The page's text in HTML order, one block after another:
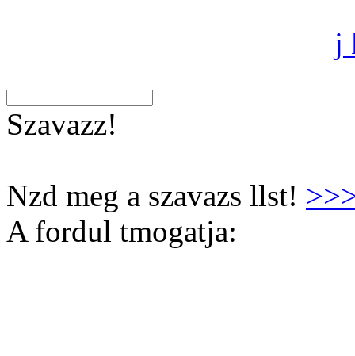
j
Szavazz!
Nzd meg a szavazs llst!
A fordul tmogatja: